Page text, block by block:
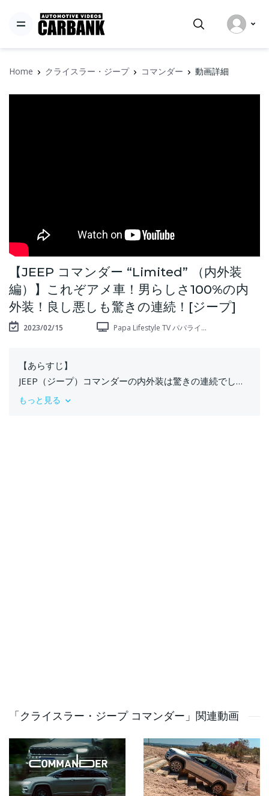
Home クライスラー・ジープ コマンダー 動画詳細
【JEEP コマンダー “Limited” （内外装
編）】これぞアメ車！男らしさ100%の内
外装！良し悪しも驚きの連続！[ジープ]
2023/02/15 Papa Lifestyle TV パパライ...
【あらすじ】
JEEP（ジープ）コマンダーの内外装は驚きの連続でし
た！良い悪いズバリ言わせていただきました！
sub_confirmation=1
【プロフィール】
都内在住のヤス兄です。
二児とママとの4人家族で仲良く過ごしてます。
子供とできるだけたくさんの思い出を作るため旅行や遊
もっと見る
「クライスラー・ジープ コマンダー」関連動画